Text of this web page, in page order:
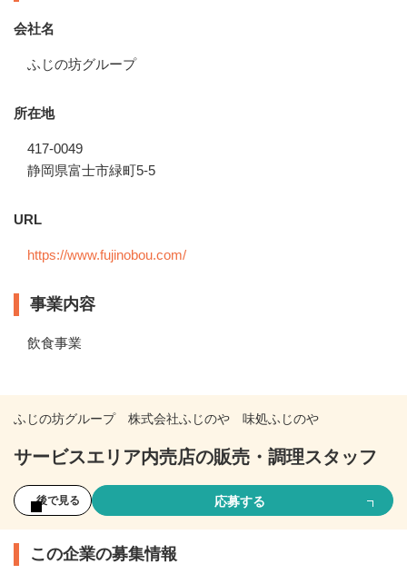
会社名
ふじの坊グループ
所在地
417-0049
静岡県富士市緑町5-5
URL
https://www.fujinobou.com/
事業内容
飲食事業
ふじの坊グループ 株式会社ふじのや 味処ふじのや
サービスエリア内売店の販売・調理スタッフ
後で見る 応募する
この企業の募集情報